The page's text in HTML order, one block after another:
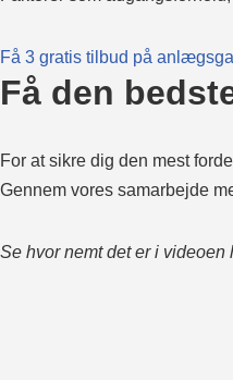
Få 3 gratis tilbud på
Få den
For at sikre dig den mest
Gennem vores samarbejde
Se hvor nemt det er i videoen